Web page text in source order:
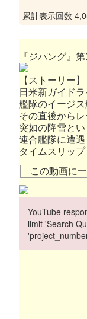
累計表示回数
『ジパング』
【ストーリー
日米新ガイド
艦隊のイージ
その直後から
突如の降雪と
連合艦隊に遭
タイムスリッ
この動画に
YouTube
limit 'Search